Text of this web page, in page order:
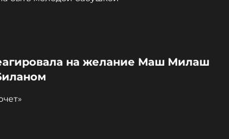
на желание Маш Милаш